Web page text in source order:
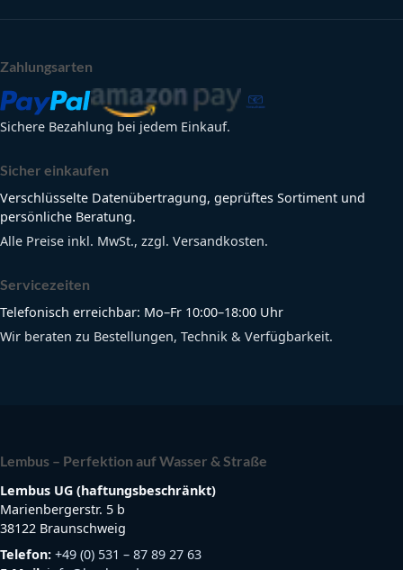
Zahlungsarten
Sichere Bezahlung bei jedem Einkauf.
Sicher einkaufen
Verschlüsselte Datenübertragung, geprüftes Sortiment und
persönliche Beratung.
Alle Preise inkl. MwSt., zzgl. Versandkosten.
Servicezeiten
Telefonisch erreichbar: Mo–Fr 10:00–18:00 Uhr
Wir beraten zu Bestellungen, Technik & Verfügbarkeit.
Lembus – Perfektion auf Wasser & Straße
Lembus UG (haftungsbeschränkt)
Marienbergerstr. 5 b
38122 Braunschweig
Telefon: +49 (0) 531 – 87 89 27 63